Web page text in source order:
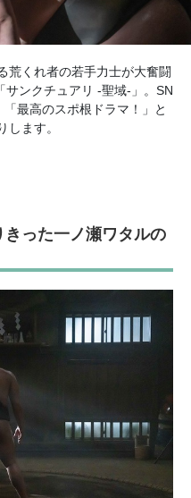
荒くれ者の若手力士が大奮闘
サンクチュアリ -聖域-」。SN
最高のスポ根ドラマ！」と
します。
った一ノ瀬ワタルの